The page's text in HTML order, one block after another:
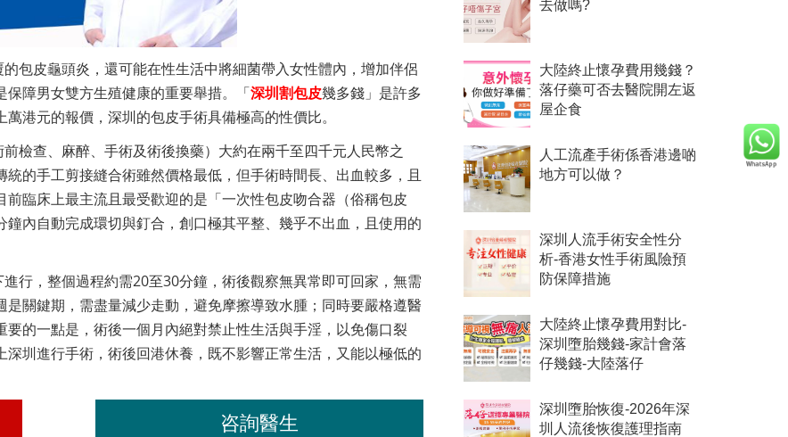
包皮龜頭炎，還可能在性生活中將細菌帶入女性體內，增加伴侶
障男女雙方生殖健康的重要舉措。「深圳割包皮幾多錢」是許多
港元的報價，深圳的包皮手術具備極高的性價比。
檢查、麻醉、手術及術後換藥）大約在兩千至四千元人民幣之
的手工剪接縫合術雖然價格最低，但手術時間長、出血較多，且
臨床上最主流且最受歡迎的是「一次性包皮吻合器（俗稱包皮
內自動完成環切與釘合，創口極其平整、幾乎不出血，且使用的
行，整個過程約需20至30分鐘，術後觀察無異常即可回家，無需
關鍵期，需盡量減少走動，避免摩擦導致水腫；同時要嚴格遵醫
的一點是，術後一個月內絕對禁止性生活與手淫，以免傷口裂
圳進行手術，術後回港休養，既不影響正常生活，又能以極低的
咨詢醫生
去做嗎?
大陸終止懷孕費用幾錢？
落仔藥可否去醫院開左返
屋企食
人工流產手術係香港邊啲
地方可以做？
深圳人流手術安全性分
析-香港女性手術風險預
防保障措施
大陸終止懷孕費用對比-
深圳墮胎幾錢-家計會落
仔幾錢-大陸落仔
深圳墮胎恢復-2026年深
圳人流後恢復護理指南